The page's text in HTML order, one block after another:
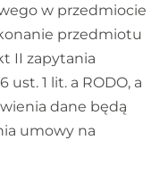
w przedmiocie
przedmiotu
II zapytania
1 lit. a RODO, a
dane będą
umowy na